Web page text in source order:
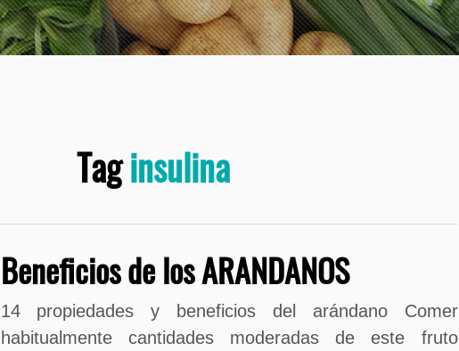
Taginsulina
Beneficios de los ARANDANOS
14 propiedades y beneficios del arándano Comer
habitualmente cantidades moderadas de este fruto